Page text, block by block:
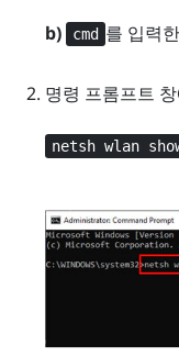
b) cmd 를 입력
명령 프롬프트
netsh wlan